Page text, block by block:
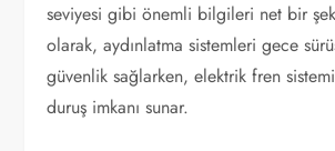
seviyesi gibi önemli bilgileri net bir
olarak, aydınlatma sistemleri gece
güvenlik sağlarken, elektrik fren
duruş imkanı sunar.